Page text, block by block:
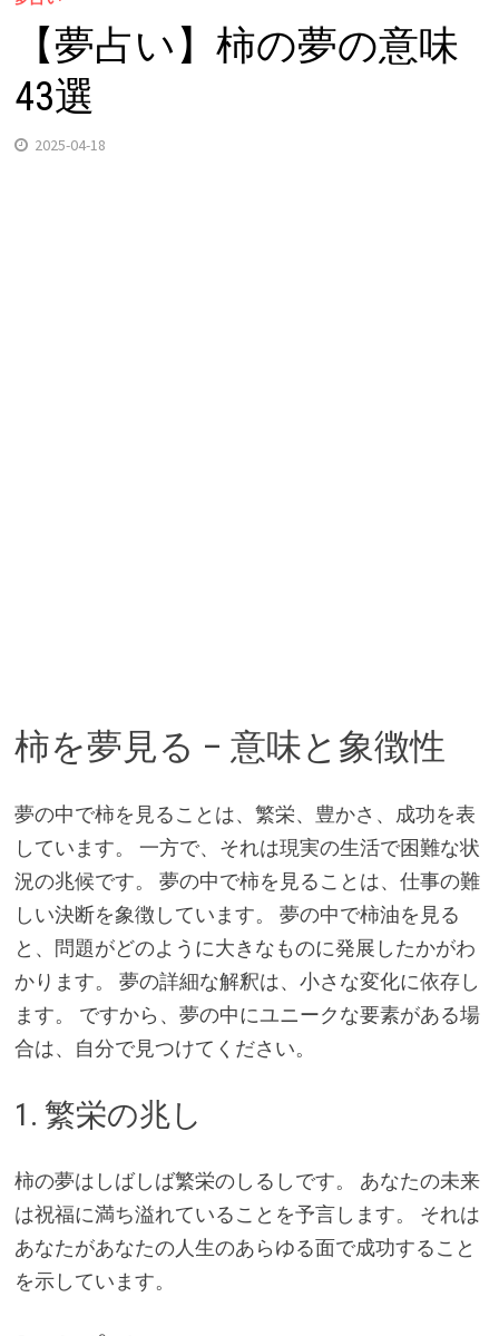
【夢占い】柿の夢の意味
43選
2025-04-18
柿を夢見る – 意味と象徴性
夢の中で柿を見ることは、繁栄、豊かさ、成功を表
しています。 一方で、それは現実の生活で困難な状
況の兆候です。 夢の中で柿を見ることは、仕事の難
しい決断を象徴しています。 夢の中で柿油を見る
と、問題がどのように大きなものに発展したかがわ
かります。 夢の詳細な解釈は、小さな変化に依存し
ます。 ですから、夢の中にユニークな要素がある場
合は、自分で見つけてください。
1. 繁栄の兆し
柿の夢はしばしば繁栄のしるしです。 あなたの未来
は祝福に満ち溢れていることを予言します。 それは
あなたがあなたの人生のあらゆる面で成功すること
を示しています。